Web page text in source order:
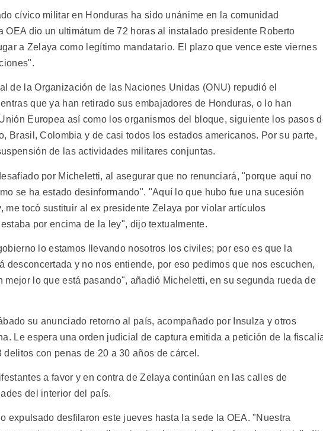
cívico militar en Honduras ha sido unánime en la comunidad
OEA dio un ultimátum de 72 horas al instalado presidente Roberto
a Zelaya como legítimo mandatario. El plazo que vence este viernes
de la Organización de las Naciones Unidas (ONU) repudió el
que ya han retirado sus embajadores de Honduras, o lo han
Europea así como los organismos del bloque, siguiente los pasos
Brasil, Colombia y de casi todos los estados americanos. Por su parte,
de las actividades militares conjuntas.
por Micheletti, al asegurar que no renunciará, "porque aquí no
se ha estado desinformando". "Aquí lo que hubo fue una sucesión
me tocó sustituir al ex presidente Zelaya por violar artículos
por encima de la ley", dijo textualmente.
lo estamos llevando nosotros los civiles; por eso es que la
desconcertada y no nos entiende, por eso pedimos que nos escuchen,
mejor lo que está pasando", añadió Micheletti, en su segunda rueda de
su anunciado retorno al país, acompañado por Insulza y otros
Le espera una orden judicial de captura emitida a petición de la
con penas de 20 a 30 años de cárcel.
a favor y en contra de Zelaya continúan en las calles de
del interior del país.
expulsado desfilaron este jueves hasta la sede la OEA. "Nuestra